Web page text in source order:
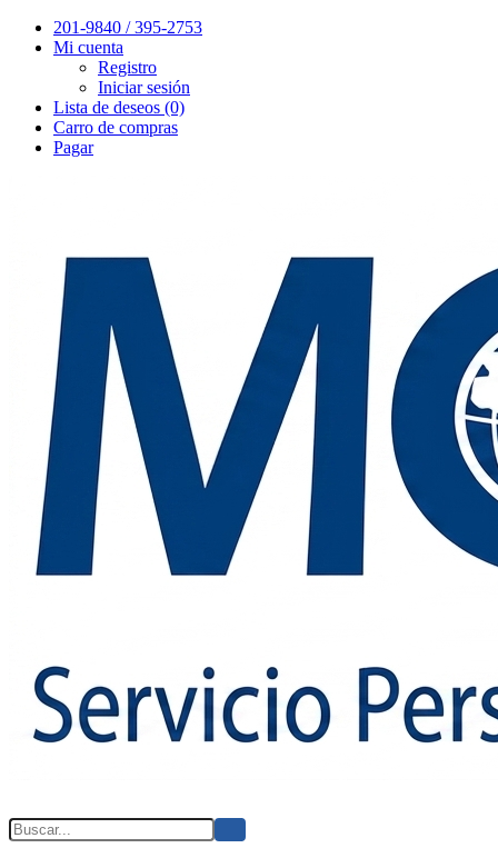
201-9840 / 395-2753
Mi cuenta
Registro
Iniciar sesión
Lista de deseos (0)
Carro de compras
Pagar